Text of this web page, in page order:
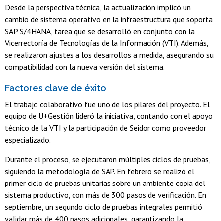
Desde la perspectiva técnica, la actualización implicó un
cambio de sistema operativo en la infraestructura que soporta
SAP S/4HANA, tarea que se desarrolló en conjunto con la
Vicerrectoría de Tecnologías de la Información (VTI). Además,
se realizaron ajustes a los desarrollos a medida, asegurando su
compatibilidad con la nueva versión del sistema.
Factores clave de éxito
El trabajo colaborativo fue uno de los pilares del proyecto. El
equipo de U+Gestión lideró la iniciativa, contando con el apoyo
técnico de la VTI y la participación de Seidor como proveedor
especializado.
Durante el proceso, se ejecutaron múltiples ciclos de pruebas,
siguiendo la metodología de SAP. En febrero se realizó el
primer ciclo de pruebas unitarias sobre un ambiente copia del
sistema productivo, con más de 300 pasos de verificación. En
septiembre, un segundo ciclo de pruebas integrales permitió
validar más de 400 pasos adicionales, garantizando la